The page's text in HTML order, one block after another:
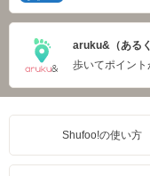
aruku&（あるく
歩いてポイント
Shufoo!の使い方